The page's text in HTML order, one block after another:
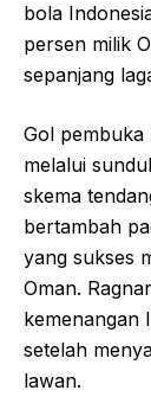
bola
persen milik
sepanjang
Gol pembuka
melalui
skema
bertambah
yang sukses
Oman.
kemenangan
setelah
lawan.